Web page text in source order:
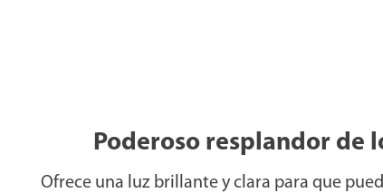
Poderoso resplandor de
Ofrece una luz brillante y clara para que